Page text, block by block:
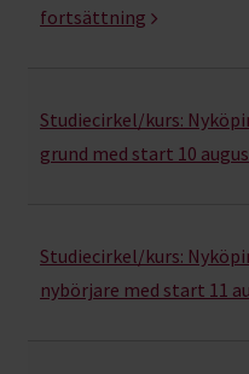
fortsättning
Studiecirkel/kurs:
grund med start 10
Studiecirkel/kurs:
nybörjare med start 11